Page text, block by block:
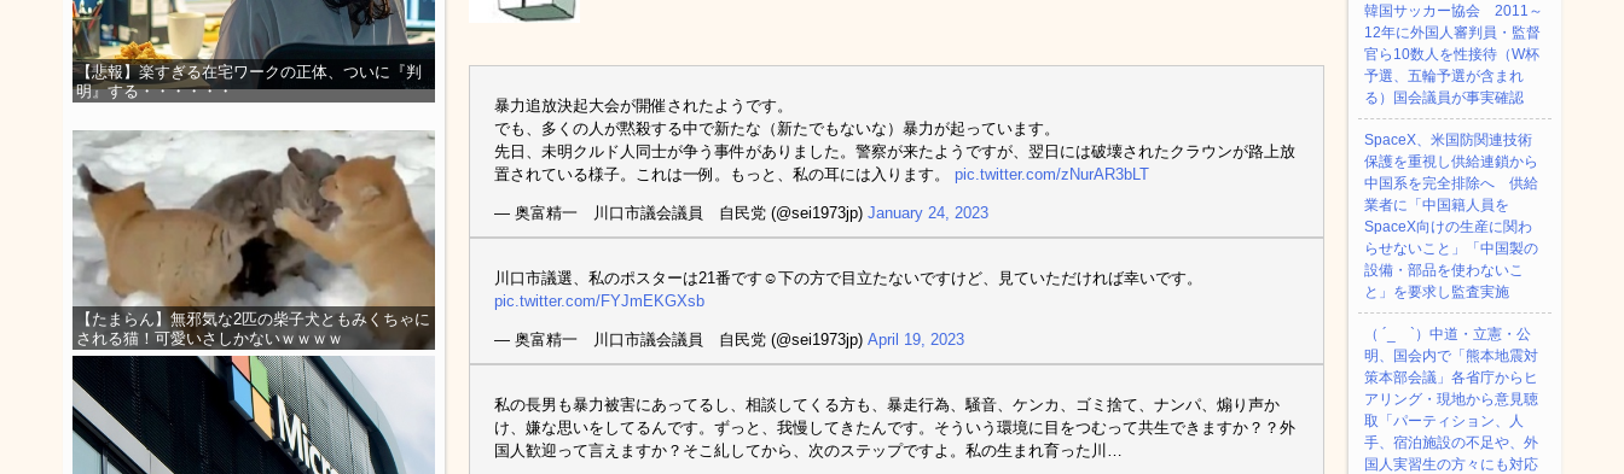
【悲報】楽すぎる在宅ワークの正体、ついに『判
明』する・・・・・・
【たまらん】無邪気な2匹の柴子犬ともみくちゃに
される猫！可愛いさしかないｗｗｗｗ
暴力追放決起大会が開催されたようです。
でも、多くの人が黙殺する中で新たな（新たでもないな）暴力が起っています。
先日、未明クルド人同士が争う事件がありました。警察が来たようですが、翌日には破壊されたクラウンが路上放
置されている様子。これは一例。もっと、私の耳には入ります。 pic.twitter.com/zNurAR3bLT
— 奥富精一 川口市議会議員 自民党 (@sei1973jp) January 24, 2023
川口市議選、私のポスターは21番です☺️下の方で目立たないですけど、見ていただければ幸いです。
pic.twitter.com/FYJmEKGXsb
— 奥富精一 川口市議会議員 自民党 (@sei1973jp) April 19, 2023
私の長男も暴力被害にあってるし、相談してくる方も、暴走行為、騒音、ケンカ、ゴミ捨て、ナンパ、煽り声か
け、嫌な思いをしてるんです。ずっと、我慢してきたんです。そういう環境に目をつむって共生できますか？？外
国人歓迎って言えますか？そこ糺してから、次のステップですよ。私の生まれ育った川…
韓国サッカー協会 2011～
12年に外国人審判員・監督
官ら10数人を性接待（W杯
予選、五輪予選が含まれ
る）国会議員が事実確認
SpaceX、米国防関連技術
保護を重視し供給連鎖から
中国系を完全排除へ 供給
業者に「中国籍人員を
SpaceX向けの生産に関わ
らせないこと」「中国製の
設備・部品を使わないこ
と」を要求し監査実施
（ ´_ゝ`）中道・立憲・公
明、国会内で「熊本地震対
策本部会議」各省庁からヒ
アリング・現地から意見聴
取「パーティション、人
手、宿泊施設の不足や、外
国人実習生の方々にも対応